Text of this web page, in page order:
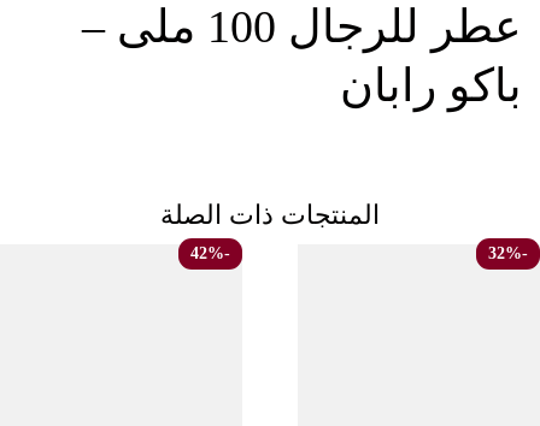
عطر للرجال 100 ملى –
باكو رابان
المنتجات ذات الصلة